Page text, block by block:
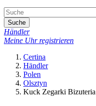
Suche
Händler
Meine Uhr registrieren
Certina
Händler
Polen
Olsztyn
Kuck Zegarki Bizuteria